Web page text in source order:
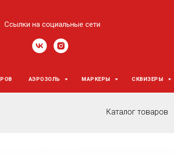
Ссылки на социальные сети
АЭРОЗОЛЬ МАРКЕРЫ СКВИЗЕРЫ
Каталог товаров